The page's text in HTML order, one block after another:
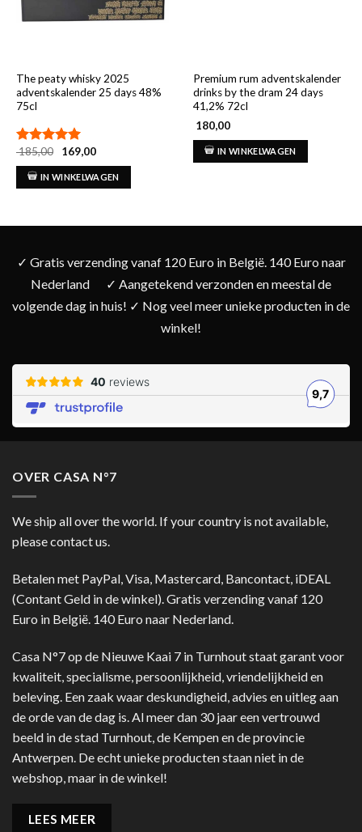
The peaty whisky 2025
adventskalender 25 days 48%
75cl
Gewaardeerd
5.00uit 5
185,00
Oorspronkelijke
was:
€ 185,00.
169,00Huidige
is:
€ 169,00.
IN WINKELWAGEN
Premium rum adventskalender
drinks by the dram 24 days
41,2% 72cl
180,00
IN WINKELWAGEN
✓ Gratis verzending vanaf 120 Euro in België. 140 Euro naar
Nederland
✓ Aangetekend verzonden en meestal de
volgende dag in huis! ✓ Nog veel meer unieke producten in de
winkel!
OVER CASA N°7
We ship all over the world. If your country is not available,
please contact us.
Betalen met PayPal, Visa, Mastercard, Bancontact, iDEAL
(Contant Geld in de winkel). Gratis verzending vanaf 120
Euro in België. 140 Euro naar Nederland.
Casa N°7 op de Nieuwe Kaai 7 in Turnhout staat garant voor
kwaliteit, specialisme, persoonlijkheid, vriendelijkheid en
beleving. Een zaak waar deskundigheid, advies en uitleg aan
de orde van de dag is. Al meer dan 30 jaar een vertrouwd
beeld in de stad Turnhout, de Kempen en de provincie
Antwerpen. De echt unieke producten staan niet in de
webshop, maar in de winkel!
LEES MEER